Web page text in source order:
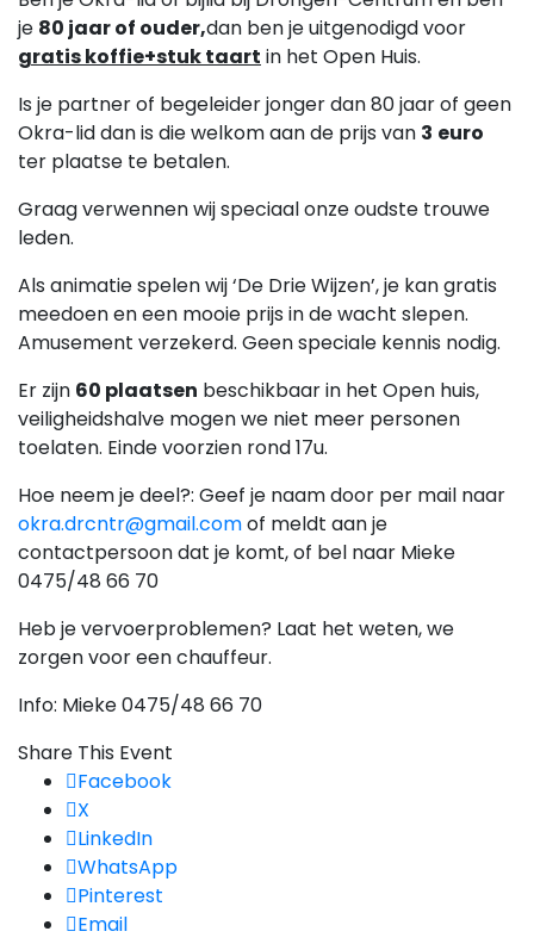
je 80 jaar of ouder,dan ben je uitgenodigd voor
gratis koffie+stuk taart in het Open Huis.
Is je partner of begeleider jonger dan 80 jaar of geen
Okra-lid dan is die welkom aan de prijs van 3 euro
ter plaatse te betalen.
Graag verwennen wij speciaal onze oudste trouwe
leden.
Als animatie spelen wij ‘De Drie Wijzen’, je kan gratis
meedoen en een mooie prijs in de wacht slepen.
Amusement verzekerd. Geen speciale kennis nodig.
Er zijn 60 plaatsen beschikbaar in het Open huis,
veiligheidshalve mogen we niet meer personen
toelaten. Einde voorzien rond 17u.
Hoe neem je deel?: Geef je naam door per mail naar
okra.drcntr@gmail.comof meldt aan je
contactpersoon dat je komt, of bel naar Mieke
0475/48 66 70
Heb je vervoerproblemen? Laat het weten, we
zorgen voor een chauffeur.
Info: Mieke 0475/48 66 70
Share This Event
Facebook
X
LinkedIn
WhatsApp
Pinterest
Email